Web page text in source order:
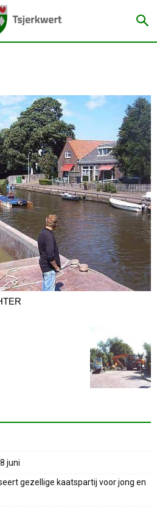
juni
gezellige kaatspartij voor jong en